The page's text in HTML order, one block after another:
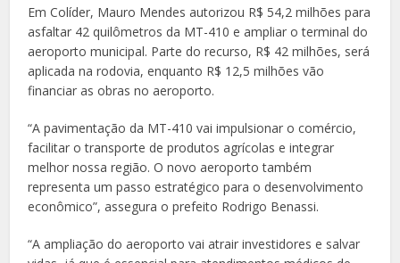
Em Colíder, Mauro Mendes autorizou R$ 54,2 milhões para
asfaltar 42 quilômetros da MT-410 e ampliar o terminal do
aeroporto municipal. Parte do recurso, R$ 42 milhões, será
aplicada na rodovia, enquanto R$ 12,5 milhões vão
financiar as obras no aeroporto.
“A pavimentação da MT-410 vai impulsionar o comércio,
facilitar o transporte de produtos agrícolas e integrar
melhor nossa região. O novo aeroporto também
representa um passo estratégico para o desenvolvimento
econômico”, assegura o prefeito Rodrigo Benassi.
“A ampliação do aeroporto vai atrair investidores e salvar